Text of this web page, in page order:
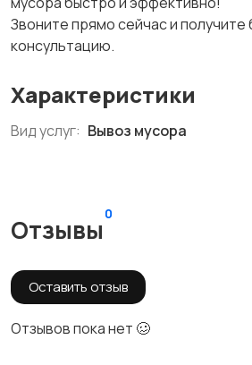
Звоните прямо сейчас и
консультацию.
Характеристики
Вид услуг: Вывоз мусора
Отзывы
0
Оставить отзыв
Отзывов пока нет 🥴